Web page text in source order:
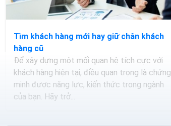
Tìm khách hàng mới hay giữ chân khách
hàng cũ
Để xây dựng một mối quan hệ tích cực với
khách hàng hiện tại, điều quan trọng là chứng
minh được năng lực, kiến thức trong ngành
của bạn. Hãy trở...